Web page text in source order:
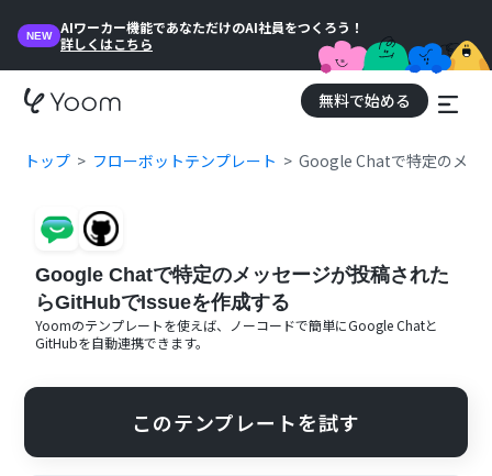
NEW
AIワーカー機能であなただけのAI社員をつくろう！
詳しくはこちら
無料で始める
トップ フローボットテンプレート Google Chatで特定のメッ
Google Chatで特定のメッセージが投稿された
らGitHubでIssueを作成する
Yoomのテンプレートを使えば、ノーコードで簡単にGoogle Chatと
GitHubを自動連携できます。
このテンプレートを試す